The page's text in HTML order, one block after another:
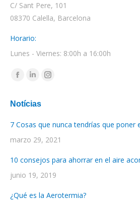
C/ Sant Pere, 101
08370 Calella, Barcelona
Horario:
Lunes - Viernes: 8:00h a 16:00h
Encuéntranos en:
Facebook
opens
window
Linkedin
opens
window
Instagram
Notícias
7 Cosas que nunca tendrías que poner
marzo 29, 2021
10 consejos para ahorrar en el aire
junio 19, 2019
¿Qué es la Aerotermia?